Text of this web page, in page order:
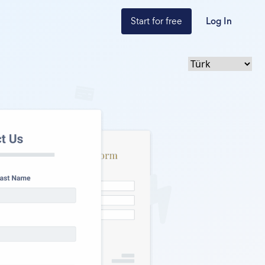
Start for free Log In